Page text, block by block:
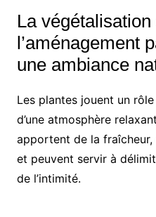
La végétalisation
l’aménagement
une ambiance
Les plantes jouent un
d’une atmosphère
apportent de la
et peuvent servir à
de l’intimité.